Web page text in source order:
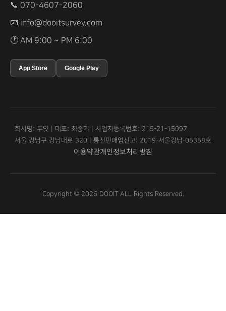
📞 070-4607-2060
📧 info@dooitsurvey.com
🕐 AM 9:00 ~ PM 6:00
App Store Google Play
회사명: 두잇 | 대표: 최종기 | 사업자등록번호: 215-21-15997
서울 강남구 강남대로 320 | 통신판매업신고: 2019-서울강남-05358호
이용약관개인정보처리방침
Copyright © 2026 DOOIT ALL Rights Reserved.